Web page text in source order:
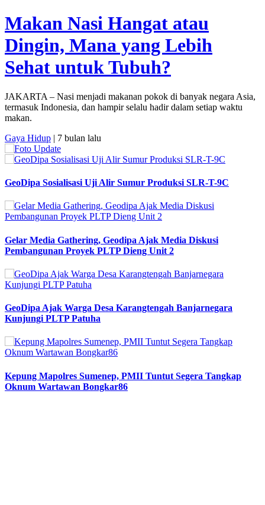
Makan Nasi Hangat atau
Dingin, Mana yang Lebih
Sehat untuk Tubuh?
JAKARTA – Nasi menjadi makanan pokok di banyak negara Asia,
termasuk Indonesia, dan hampir selalu hadir dalam setiap waktu
makan.
Gaya Hidup | 7 bulan lalu
GeoDipa Sosialisasi Uji Alir Sumur Produksi SLR-T-9C
Gelar Media Gathering, Geodipa Ajak Media Diskusi
Pembangunan Proyek PLTP Dieng Unit 2
GeoDipa Ajak Warga Desa Karangtengah Banjarnegara
Kunjungi PLTP Patuha
Kepung Mapolres Sumenep, PMII Tuntut Segera Tangkap
Oknum Wartawan Bongkar86